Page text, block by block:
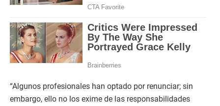
“Algunos profesionales han optado por renunciar; sin
embargo, ello no los exime de las responsabilidades